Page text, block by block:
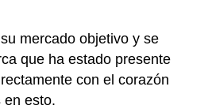
mercado objetivo y se
que ha estado presente
con el corazón
en esto.